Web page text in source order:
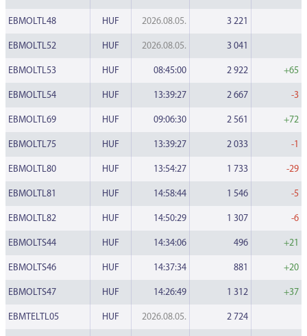
EBMOLTL48 HUF 2026.08.05. 3 221
EBMOLTL52 HUF 2026.08.05. 3 041
EBMOLTL53 HUF 08:45:00 2 922 +65
EBMOLTL54 HUF 13:39:27 2 667 -3
EBMOLTL69 HUF 09:06:30 2 561 +72
EBMOLTL75 HUF 13:39:27 2 033 -1
EBMOLTL80 HUF 13:54:27 1 733 -29
EBMOLTL81 HUF 14:58:44 1 546 -5
EBMOLTL82 HUF 14:50:29 1 307 -6
EBMOLTS44 HUF 14:34:06 496 +21
EBMOLTS46 HUF 14:37:34 881 +20
EBMOLTS47 HUF 14:26:49 1 312 +37
EBMTELTL05 HUF 2026.08.05. 2 724